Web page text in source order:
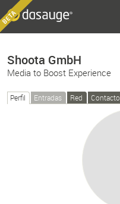
Shoota GmbH
Media to Boost Experience
Perfil Entradas Red Contacto